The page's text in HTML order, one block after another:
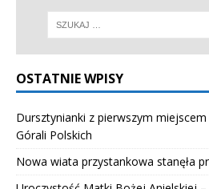
OSTATNIE WPISY
Dursztynianki z pierwszym
Górali Polskich
Nowa wiata przystankowa stanęła